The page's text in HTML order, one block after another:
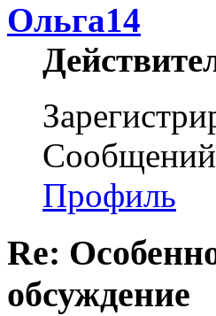
Ольга14
Профиль
Re:
обсуждение